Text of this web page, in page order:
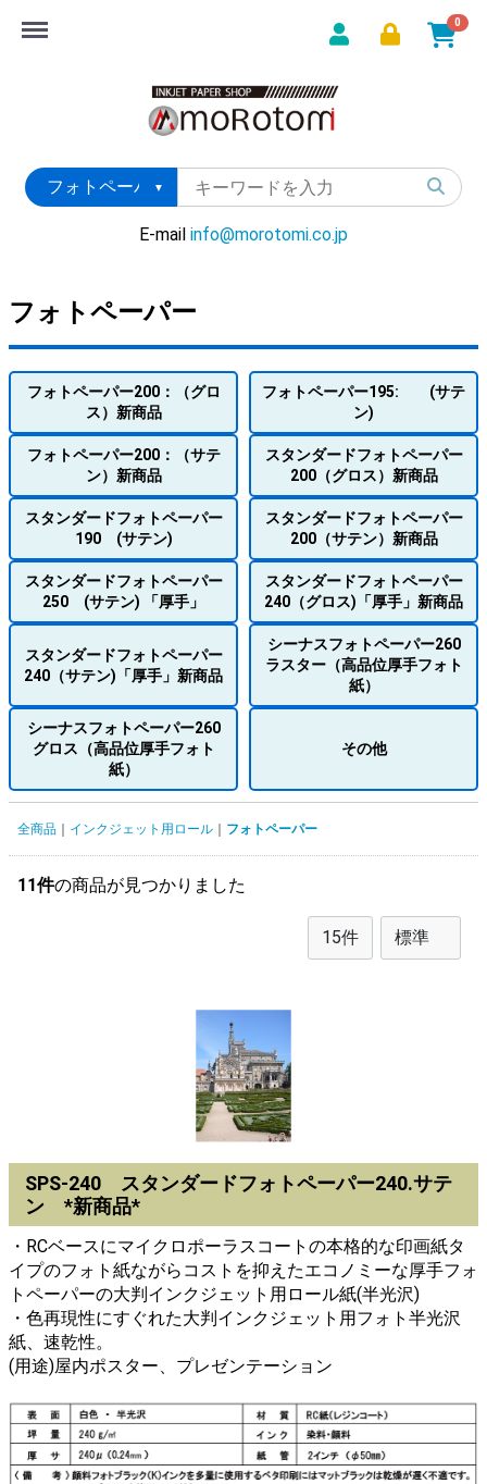
0
E-mail info@morotomi.co.jp
Menu
フォトペーパー
フォトペーパー200：（グロ
ス）新商品
フォトペーパー195: (サテ
ン)
フォトペーパー200：（サテ
ン）新商品
スタンダードフォトペーパー
200（グロス）新商品
スタンダードフォトペーパー
190 (サテン)
スタンダードフォトペーパー
200（サテン）新商品
スタンダードフォトペーパー
250 (サテン) 「厚手」
スタンダードフォトペーパー
240（グロス)「厚手」新商品
スタンダードフォトペーパー
240（サテン)「厚手」新商品
シーナスフォトペーパー260
ラスター（高品位厚手フォト
紙）
シーナスフォトペーパー260
グロス（高品位厚手フォト
紙）
その他
全商品 インクジェット用ロール フォトペーパー
11件の商品が見つかりました
SPS-240 スタンダードフォトペーパー240.サテ
ン *新商品*
・RCベースにマイクロポーラスコートの本格的な印画紙タ
イプのフォト紙ながらコストを抑えたエコノミーな厚手フォ
トペーパーの大判インクジェット用ロール紙(半光沢)
・色再現性にすぐれた大判インクジェット用フォト半光沢
紙、速乾性。
(用途)屋内ポスター、プレゼンテーション